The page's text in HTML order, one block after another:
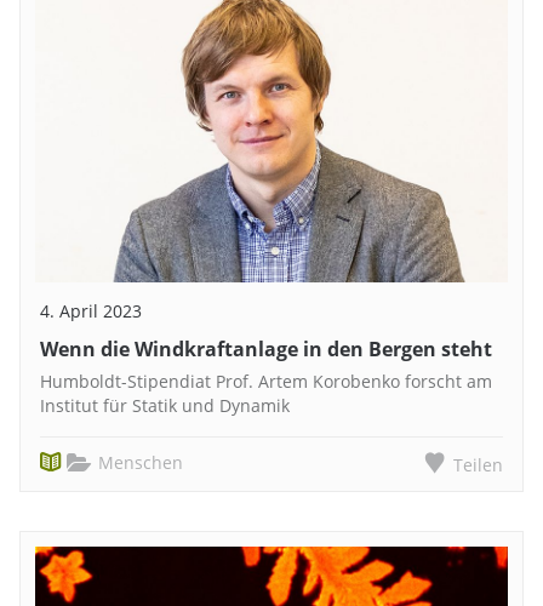
4. April 2023
Wenn die Windkraftanlage in den Bergen steht
Humboldt-Stipendiat Prof. Artem Korobenko forscht am
Institut für Statik und Dynamik
Menschen Teilen